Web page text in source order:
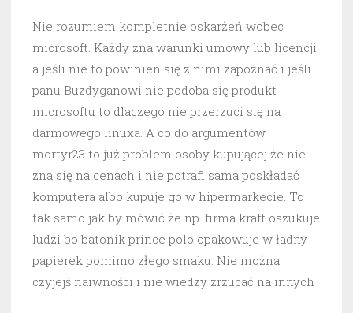
Nie rozumiem kompletnie oskarżeń wobec
microsoft. Każdy zna warunki umowy lub licencji
a jeśli nie to powinien się z nimi zapoznać i jeśli
panu Buzdyganowi nie podoba się produkt
microsoftu to dlaczego nie przerzuci się na
darmowego linuxa. A co do argumentów
mortyr23 to już problem osoby kupującej że nie
zna się na cenach i nie potrafi sama poskładać
komputera albo kupuje go w hipermarkecie. To
tak samo jak by mówić że np. firma kraft oszukuje
ludzi bo batonik prince polo opakowuje w ładny
papierek pomimo złego smaku. Nie można
czyjejś naiwności i nie wiedzy zrzucać na innych